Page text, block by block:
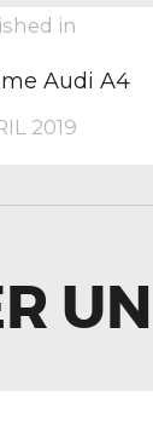
in
Audi A4
2019